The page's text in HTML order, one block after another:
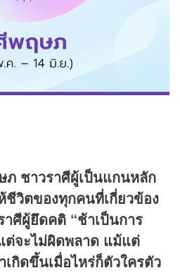
ภ ชาวราศีผู้เป็นแกนหลัก
ชีวิตของทุกคนที่เกี่ยวข้อง
ศีผู้ยึดคติ “ช้าเป็นการ
จะไม่ผิดพลาด แม้แต่
กิดขึ้นเมื่อไหร่ก็ตัวใครตัว